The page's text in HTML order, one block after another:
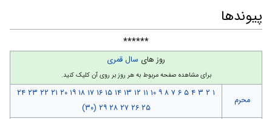
پیوندها
******
روز های سال قمری
برای مشاهده صفحه مربوط به هر روز بر روی آن کلیک کنید.
محرم
۱ ۲ ۳ ۴ ۵ ۶ ۷ ۸ ۹ ۱۰ ۱۱ ۱۲ ۱۳ ۱۴ ۱۵ ۱۶ ۱۷ ۱۸ ۱۹ ۲۰ ۲۱ ۲۲ ۲۳ ۲۴
۲۵ ۲۶ ۲۷ ۲۸ ۲۹ (۳۰)